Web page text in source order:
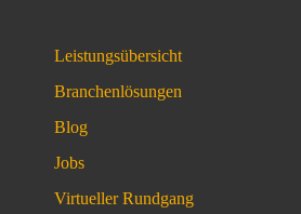
Leistungsübersicht
Branchenlösungen
Blog
Jobs
Virtueller Rundgang